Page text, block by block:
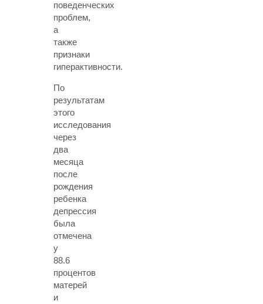
поведенческих
проблем,
а
также
признаки
гиперактивности.
По
результатам
этого
исследования
через
два
месяца
после
рождения
ребенка
депрессия
была
отмечена
у
88.6
процентов
матерей
и